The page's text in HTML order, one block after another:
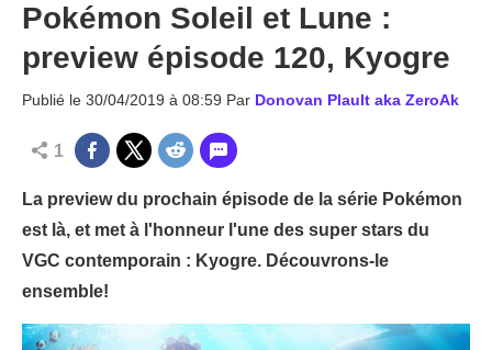
MGG
Pokémon Soleil et Lune :
preview épisode 120, Kyogre
Publié le 30/04/2019 à 08:59 Par Donovan Plault aka ZeroAk
1
La preview du prochain épisode de la série Pokémon
est là, et met à l'honneur l'une des super stars du
VGC contemporain : Kyogre. Découvrons-le
ensemble!